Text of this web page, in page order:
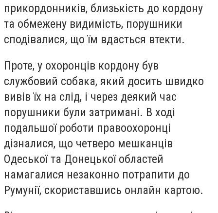
прикордонників, близькість до кордону
та обмежену видимість, порушники
сподівалися, що їм вдасться втекти.
Проте, у охоронців кордону був
службовий собака, який досить швидко
вивів їх на слід, і через деякий час
порушники були затримані. В ході
подальшої роботи правоохоронці
дізналися, що четверо мешканців
Одеської та Донецької областей
намагалися незаконно потрапити до
Румунії, скориставшись онлайн картою.